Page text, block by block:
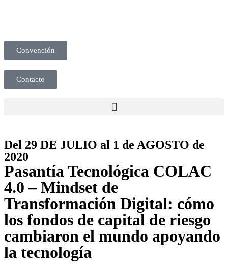
Convención
Contacto
Del 29 DE JULIO al 1 de AGOSTO de
2020
Pasantía Tecnológica COLAC
4.0 – Mindset de
Transformación Digital: cómo
los fondos de capital de riesgo
cambiaron el mundo apoyando
la tecnología